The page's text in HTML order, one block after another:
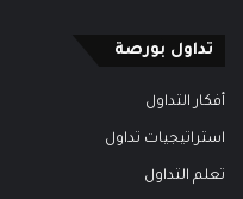
تداول بورصة
أفكار التداول
استراتيجيات تداول
تعلم التداول